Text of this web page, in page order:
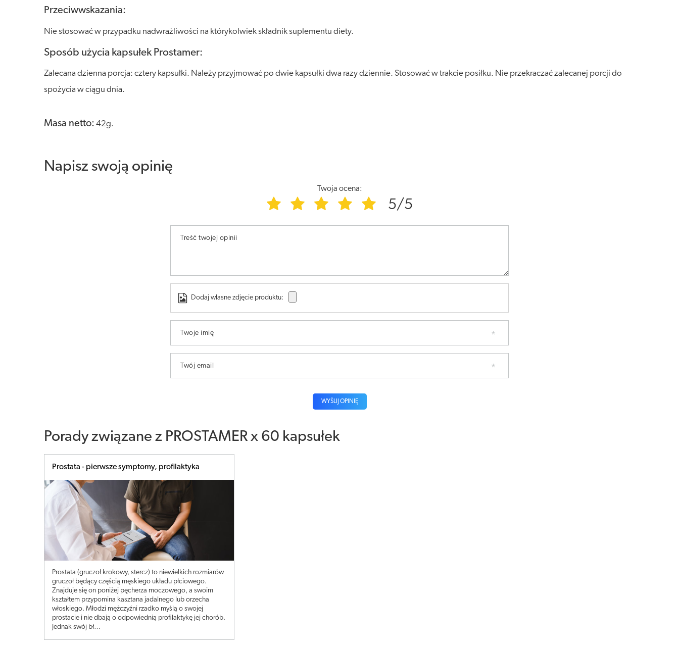
Przeciwwskazania:
Nie stosować w przypadku nadwrażliwości na którykolwiek składnik suplementu diety.
Sposób użycia kapsułek Prostamer:
Zalecana dzienna porcja: cztery kapsułki. Należy przyjmować po dwie kapsułki dwa razy dziennie. Stosować w trakcie posiłku. Nie przekraczać zalecanej porcji do
spożycia w ciągu dnia.
Masa netto: 42g.
Napisz swoją opinię
Twoja ocena:
5/5
Treść twojej opinii
Dodaj własne zdjęcie produktu:
Twoje imię
Twój email
WYŚLIJ OPINIĘ
Porady związane z PROSTAMER x 60 kapsułek
Prostata - pierwsze symptomy, profilaktyka
Prostata (gruczoł krokowy, stercz) to niewielkich rozmiarów
gruczoł będący częścią męskiego układu płciowego.
Znajduje się on poniżej pęcherza moczowego, a swoim
kształtem przypomina kasztana jadalnego lub orzecha
włoskiego. Młodzi mężczyźni rzadko myślą o swojej
prostacie i nie dbają o odpowiednią profilaktykę jej chorób.
Jednak swój bł…